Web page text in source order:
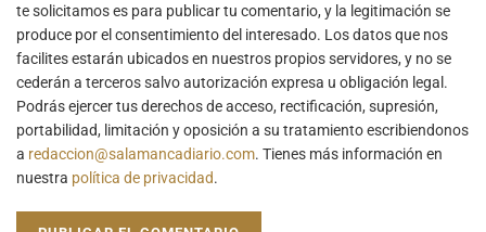
te solicitamos es para publicar tu comentario, y la legitimación se
produce por el consentimiento del interesado. Los datos que nos
facilites estarán ubicados en nuestros propios servidores, y no se
cederán a terceros salvo autorización expresa u obligación legal.
Podrás ejercer tus derechos de acceso, rectificación, supresión,
portabilidad, limitación y oposición a su tratamiento escribiendonos
a redaccion@salamancadiario.com. Tienes más información en
nuestra política de privacidad.